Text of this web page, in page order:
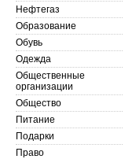
Нефтегаз
Образование
Обувь
Одежда
Общественные
организации
Общество
Питание
Подарки
Право